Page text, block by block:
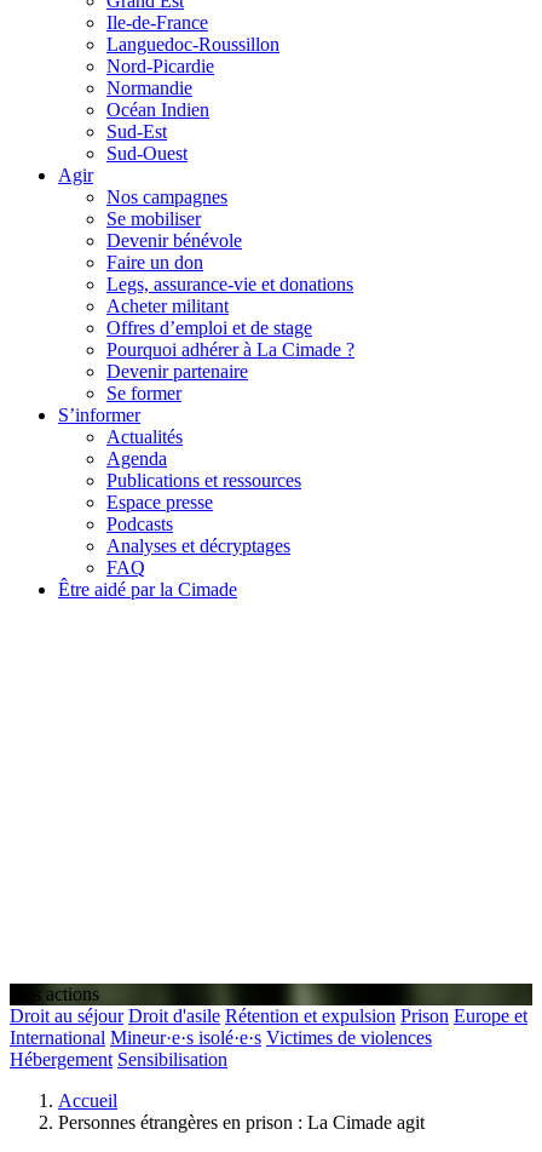
Ile-de-France
Languedoc-Roussillon
Nord-Picardie
Normandie
Océan Indien
Sud-Est
Sud-Ouest
Agir
Nos campagnes
Se mobiliser
Devenir bénévole
Faire un don
Legs, assurance-vie et donations
Acheter militant
Offres d’emploi et de stage
Pourquoi adhérer à La Cimade ?
Devenir partenaire
Se former
S’informer
Actualités
Agenda
Publications et ressources
Espace presse
Podcasts
Analyses et décryptages
FAQ
Être aidé par la Cimade
Nos actions
Droit au séjour Droit d'asile Rétention et expulsion Prison Europe et
International Mineur·e·s isolé·e·s Victimes de violences
Hébergement Sensibilisation
Accueil
Personnes étrangères en prison : La Cimade agit